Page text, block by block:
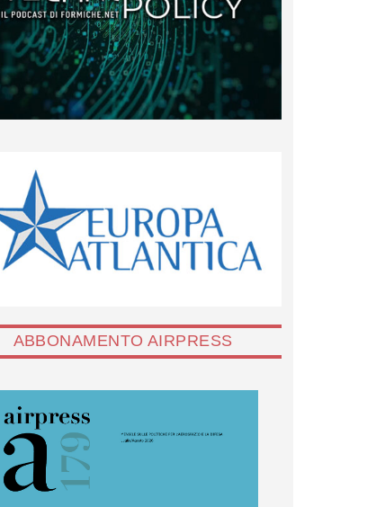
ABBONAMENTO AIRPRESS